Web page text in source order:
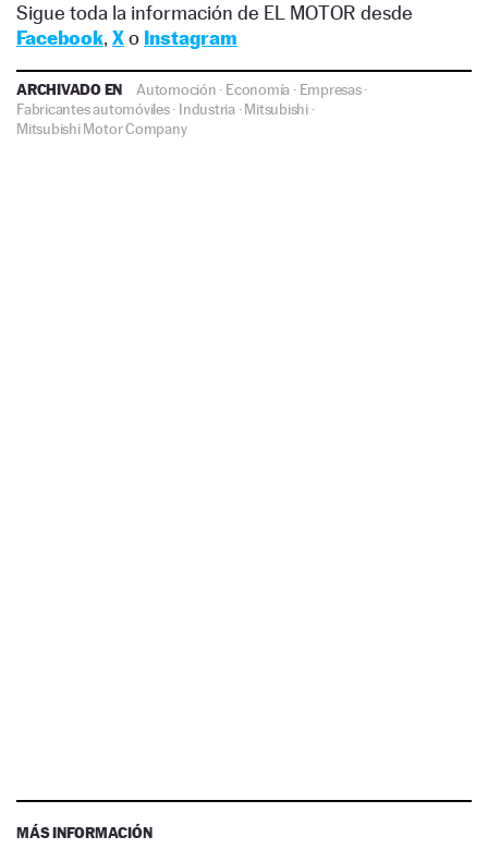
Sigue toda la información de EL MOTOR desde
Facebook, Xo Instagram
ARCHIVADO EN Automoción · Economía · Empresas·
Fabricantes automóviles· Industria·Mitsubishi·
Mitsubishi Motor Company
MÁS INFORMACIÓN